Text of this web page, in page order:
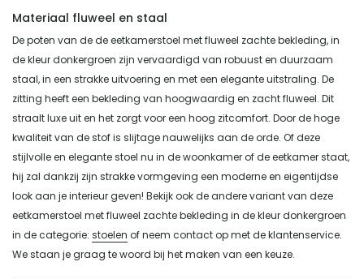
Materiaal fluweel en staal
De poten van de de eetkamerstoel met fluweel zachte bekleding, in
de kleur donkergroen zijn vervaardigd van robuust en duurzaam
staal, in een strakke uitvoering en met een elegante uitstraling. De
zitting heeft een bekleding van hoogwaardig en zacht fluweel. Dit
straalt luxe uit en het zorgt voor een hoog zitcomfort. Door de hoge
kwaliteit van de stof is slijtage nauwelijks aan de orde. Of deze
stijlvolle en elegante stoel nu in de woonkamer of de eetkamer staat,
hij zal dankzij zijn strakke vormgeving een moderne en eigentijdse
look aan je interieur geven! Bekijk ook de andere variant van deze
eetkamerstoel met fluweel zachte bekleding in de kleur donkergroen
in de categorie: stoelen of neem contact op met de klantenservice.
We staan je graag te woord bij het maken van een keuze.